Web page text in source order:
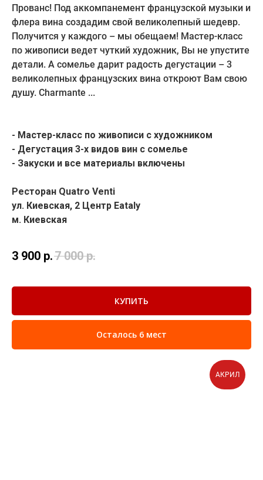
Прованс! Под аккомпанемент французской музыки и
флера вина создадим свой великолепный шедевр.
Получится у каждого – мы обещаем! Мастер-класс
по живописи ведет чуткий художник, Вы не упустите
детали. А сомелье дарит радость дегустации – 3
великолепных французских вина откроют Вам свою
душу. Сharmante ...
- Мастер-класс по живописи с художником
- Дегустация 3-х видов вин с сомелье
- Закуски и все материалы включены
Ресторан Quatro Venti
ул. Киевская, 2 Центр Eataly
м. Киевская
3 900 р.7 000 р.
КУПИТЬ
Осталось 6 мест
АКРИЛ